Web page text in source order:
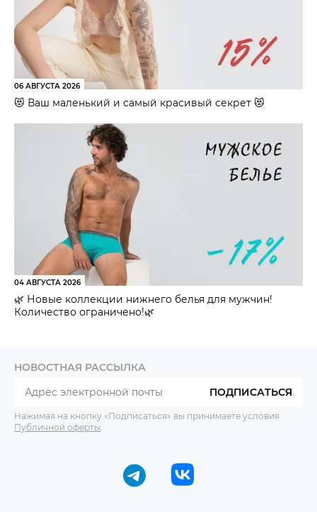
06 АВГУСТА 2026
😻 Ваш маленький и самый красивый секрет 😻
04 АВГУСТА 2026
🌿 Новые коллекции нижнего белья для мужчин!
Количество ограничено!🌿
НОВОСТНАЯ РАССЫЛКА
ПОДПИСАТЬСЯ
Нажимая на кнопку «Подписаться» вы принимаете условия
Публичной оферты